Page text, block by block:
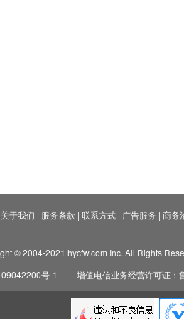
关于我们 | 服务条款 | 联系方式| 广告服务 | 商务
© 2004-2021 hycfw.com Inc. All Rights
号-1
增值电信业务经营许可证：